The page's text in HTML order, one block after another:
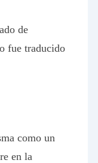
de
fue traducido
como un
en la